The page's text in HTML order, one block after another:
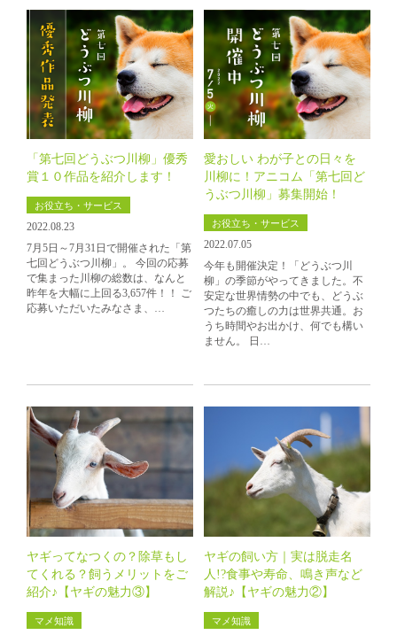
「第七回どうぶつ川柳」優秀
賞１０作品を紹介します！
お役立ち・サービス
2022.08.23
7月5日～7月31日で開催された「第
七回どうぶつ川柳」。 今回の応募
で集まった川柳の総数は、なんと
昨年を大幅に上回る3,657件！！ ご
応募いただいたみなさま、…
愛おしい わが子との日々を
川柳に！アニコム「第七回ど
うぶつ川柳」募集開始！
お役立ち・サービス
2022.07.05
今年も開催決定！「どうぶつ川
柳」の季節がやってきました。不
安定な世界情勢の中でも、どうぶ
つたちの癒しの力は世界共通。お
うち時間やお出かけ、何でも構い
ません。 日…
ヤギってなつくの？除草もし
てくれる？飼うメリットをご
紹介♪【ヤギの魅力③】
マメ知識
ヤギの飼い方｜実は脱走名
人!?食事や寿命、鳴き声など
解説♪【ヤギの魅力②】
マメ知識